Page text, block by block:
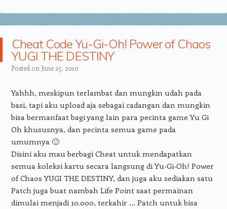
Cheat Code Yu-Gi-Oh! Power of Chaos
YUGI THE DESTINY
Posted on June 25, 2010
Yahhh, meskipun terlambat dan mungkin udah pada
basi, tapi aku upload aja sebagai cadangan dan mungkin
bisa bermanfaat bagi yang lain para pecinta game Yu Gi
Oh khususnya, dan pecinta semua game pada
umumnya 🙂
Disini aku mau berbagi Cheat untuk mendapatkan
semua koleksi kartu secara langsung di Yu-Gi-Oh! Power
of Chaos YUGI THE DESTINY, dan juga aku sediakan satu
Patch juga buat nambah Life Point saat permainan
dimulai menjadi 10.000, terkahir … Patch untuk bisa